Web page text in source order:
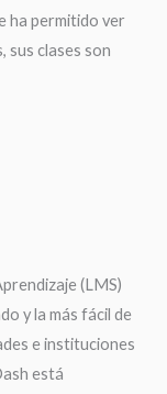
ha permitido ver
sus clases son
(LMS)
y la más fácil de
e instituciones
está